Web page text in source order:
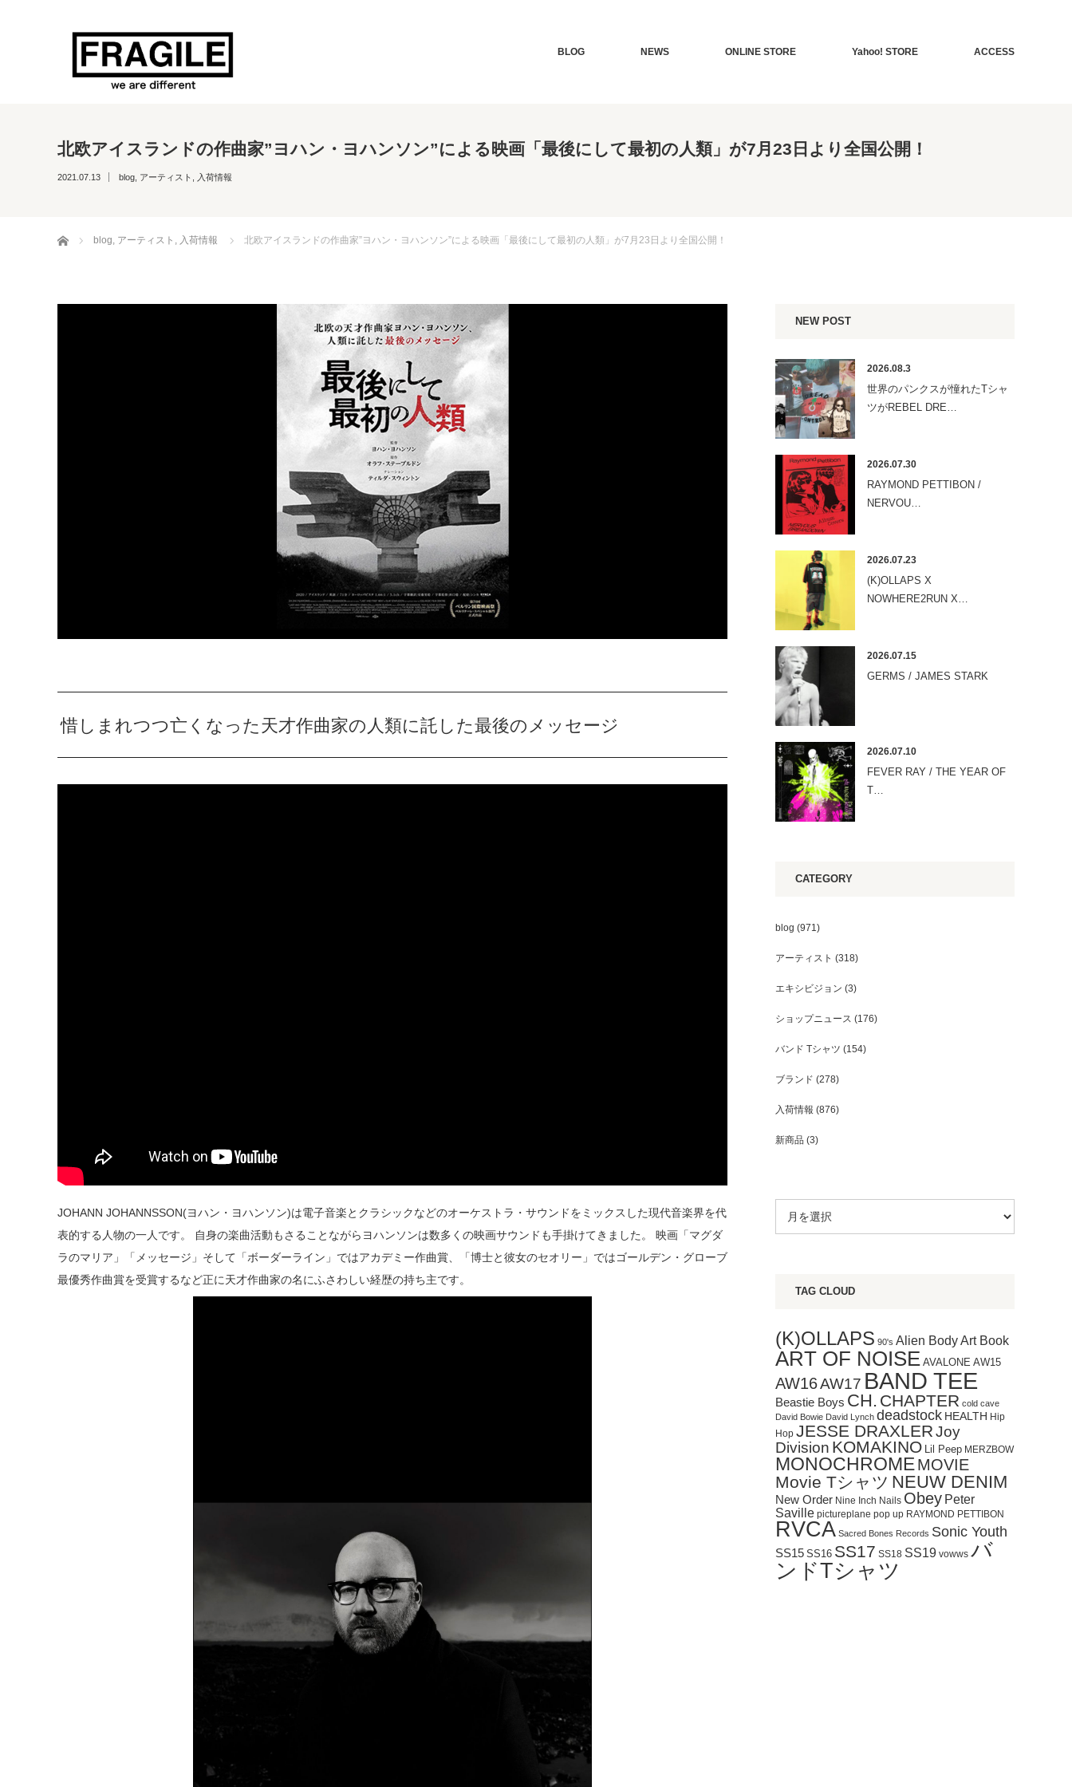
BLOG NEWS ONLINE STORE Yahoo! STORE ACCESS
北欧アイスランドの作曲家”ヨハン・ヨハンソン”による映画「最後にして最初の人類」が7月23日より全国公開！
2021.07.13 blog アーティスト 入荷情報
ホーム blog, アーティスト , 入荷情報 北欧アイスランドの作曲家”ヨハン・ヨハンソン”による映画「最後にして最初の人類」が7月23日より全国公開！
惜しまれつつ亡くなった天才作曲家の人類に託した最後のメッセージ
JOHANN JOHANNSSON(ヨハン・ヨハンソン)は電子音楽とクラシックなどのオーケストラ・サウンドをミックスした現代音楽界を代
表的する人物の一人です。 自身の楽曲活動もさることながらヨハンソンは数多くの映画サウンドも手掛けてきました。 映画「マグダ
ラのマリア」「メッセージ」そして「ボーダーライン」ではアカデミー作曲賞、「博士と彼女のセオリー」ではゴールデン・グローブ
最優秀作曲賞を受賞するなど正に天才作曲家の名にふさわしい経歴の持ち主です。
NEW POST
2026.08.3
世界のパンクスが憧れたTシャ
ツがREBEL DRE…
2026.07.30
RAYMOND PETTIBON /
NERVOU…
2026.07.23
(K)OLLAPS X
NOWHERE2RUN X…
2026.07.15
GERMS / JAMES STARK
2026.07.10
FEVER RAY / THE YEAR OF
T…
CATEGORY
blog (971)
アーティスト (318)
エキシビジョン (3)
ショップニュース (176)
バンド Tシャツ (154)
ブランド (278)
入荷情報 (876)
新商品 (3)
TAG CLOUD
(K)OLLAPS 90's Alien BodyArt Book
ART OF NOISE AVALONE AW15
AW16AW17 BAND TEE
Beastie Boys CH. CHAPTER cold cave
David Bowie David Lynch deadstock HEALTH Hip
Hop JESSE DRAXLERJoy
Division KOMAKINO Lil Peep MERZBOW
MONOCHROMEMOVIE
Movie Tシャツ NEUW DENIM
New Order Nine Inch Nails Obey Peter
Saville pictureplane pop up RAYMOND PETTIBON
RVCA Sacred Bones Records Sonic Youth
SS15 SS16 SS17 SS18 SS19 vowws バ
ンドTシャツ